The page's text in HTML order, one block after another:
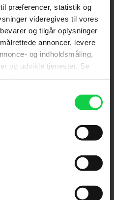
præferencer, statistik og
videregives til vores
og tilgår oplysninger
annoncer, levere
og indholdsmåling,
og udvikle tjenester. Se
fra vores
at trykke på "Privacy
om din placering,
baseret på en scanning af
(fingerprinting)
Send
jeg samtidig